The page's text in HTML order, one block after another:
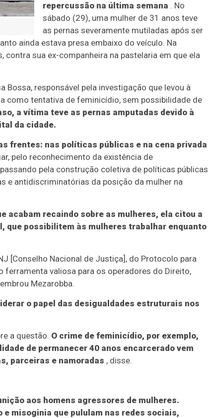
repercussão na última semana . No
sábado (29), uma mulher de 31 anos teve
as pernas severamente mutiladas após ser
ainda estava presa embaixo do veículo. Na
sua ex-companheira na pastelaria em que ela
Bossa, responsável pela investigação que levou à
como tentativa de feminicídio, sem possibilidade de
a vítima teve as pernas amputadas devido à
da cidade.
frentes: nas políticas públicas e na cena privada
pelo reconhecimento da existência de
pela construção coletiva de políticas públicas
e antidiscriminatórias da posição da mulher na
acabam recaindo sobre as mulheres, ela citou a
que possibilitem às mulheres trabalhar enquanto
[Conselho Nacional de Justiça], do Protocolo para
valiosa para os operadores do Direito,
Mezarobba.
o papel das desigualdades estruturais nos
a questão. O crime de feminicídio, por exemplo,
de permanecer 40 anos encarcerado vem
parceiras e namoradas , disse.
aos homens agressores de mulheres.
misoginia que pululam nas redes sociais,